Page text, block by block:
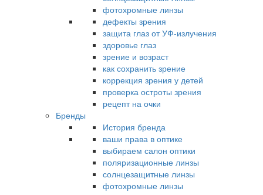
фотохромные линзы
дефекты зрения
защита глаз от УФ-излучения
здоровье глаз
зрение и возраст
как сохранить зрение
коррекция зрения у детей
проверка остроты зрения
рецепт на очки
Бренды
История бренда
ваши права в оптике
выбираем салон оптики
поляризационные линзы
солнцезащитные линзы
фотохромные линзы